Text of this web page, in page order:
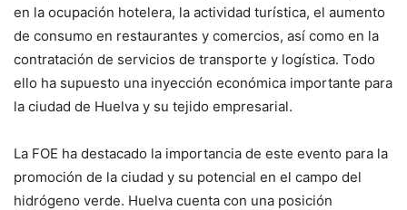
en la ocupación hotelera, la actividad turística, el aumento
de consumo en restaurantes y comercios, así como en la
contratación de servicios de transporte y logística. Todo
ello ha supuesto una inyección económica importante para
la ciudad de Huelva y su tejido empresarial.
La FOE ha destacado la importancia de este evento para la
promoción de la ciudad y su potencial en el campo del
hidrógeno verde. Huelva cuenta con una posición